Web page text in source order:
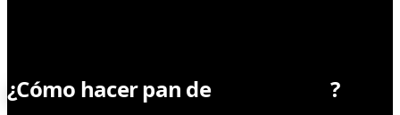
¿Cómo hacer pan de ?